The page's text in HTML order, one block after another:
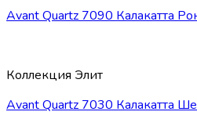
Avant Quartz 7090 Калакатта
Коллекция Элит
Avant Quartz 7030 Калакатта